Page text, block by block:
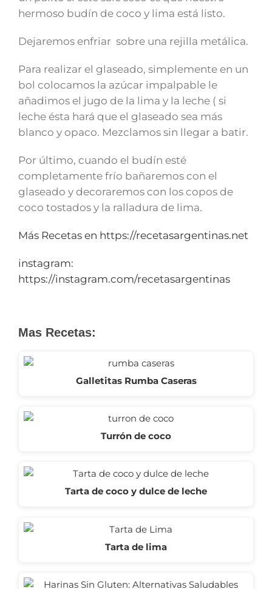
hermoso budín de coco y lima está listo.
Dejaremos enfriar sobre una rejilla metálica.
Para realizar el glaseado, simplemente en un
bol colocamos la azúcar impalpable le
añadimos el jugo de la lima y la leche ( si
leche ésta hará que el glaseado sea más
blanco y opaco. Mezclamos sin llegar a batir.
Por último, cuando el budín esté
completamente frío bañaremos con el
glaseado y decoraremos con los copos de
coco tostados y la ralladura de lima.
Más Recetas en https://recetasargentinas.net
instagram:
https://instagram.com/recetasargentinas
Mas Recetas:
Galletitas Rumba Caseras
Turrón de coco
Tarta de coco y dulce de leche
Tarta de lima